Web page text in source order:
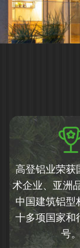
高登铝业荣获
术企业、亚洲
中国建筑铝型
十多项国家和
号